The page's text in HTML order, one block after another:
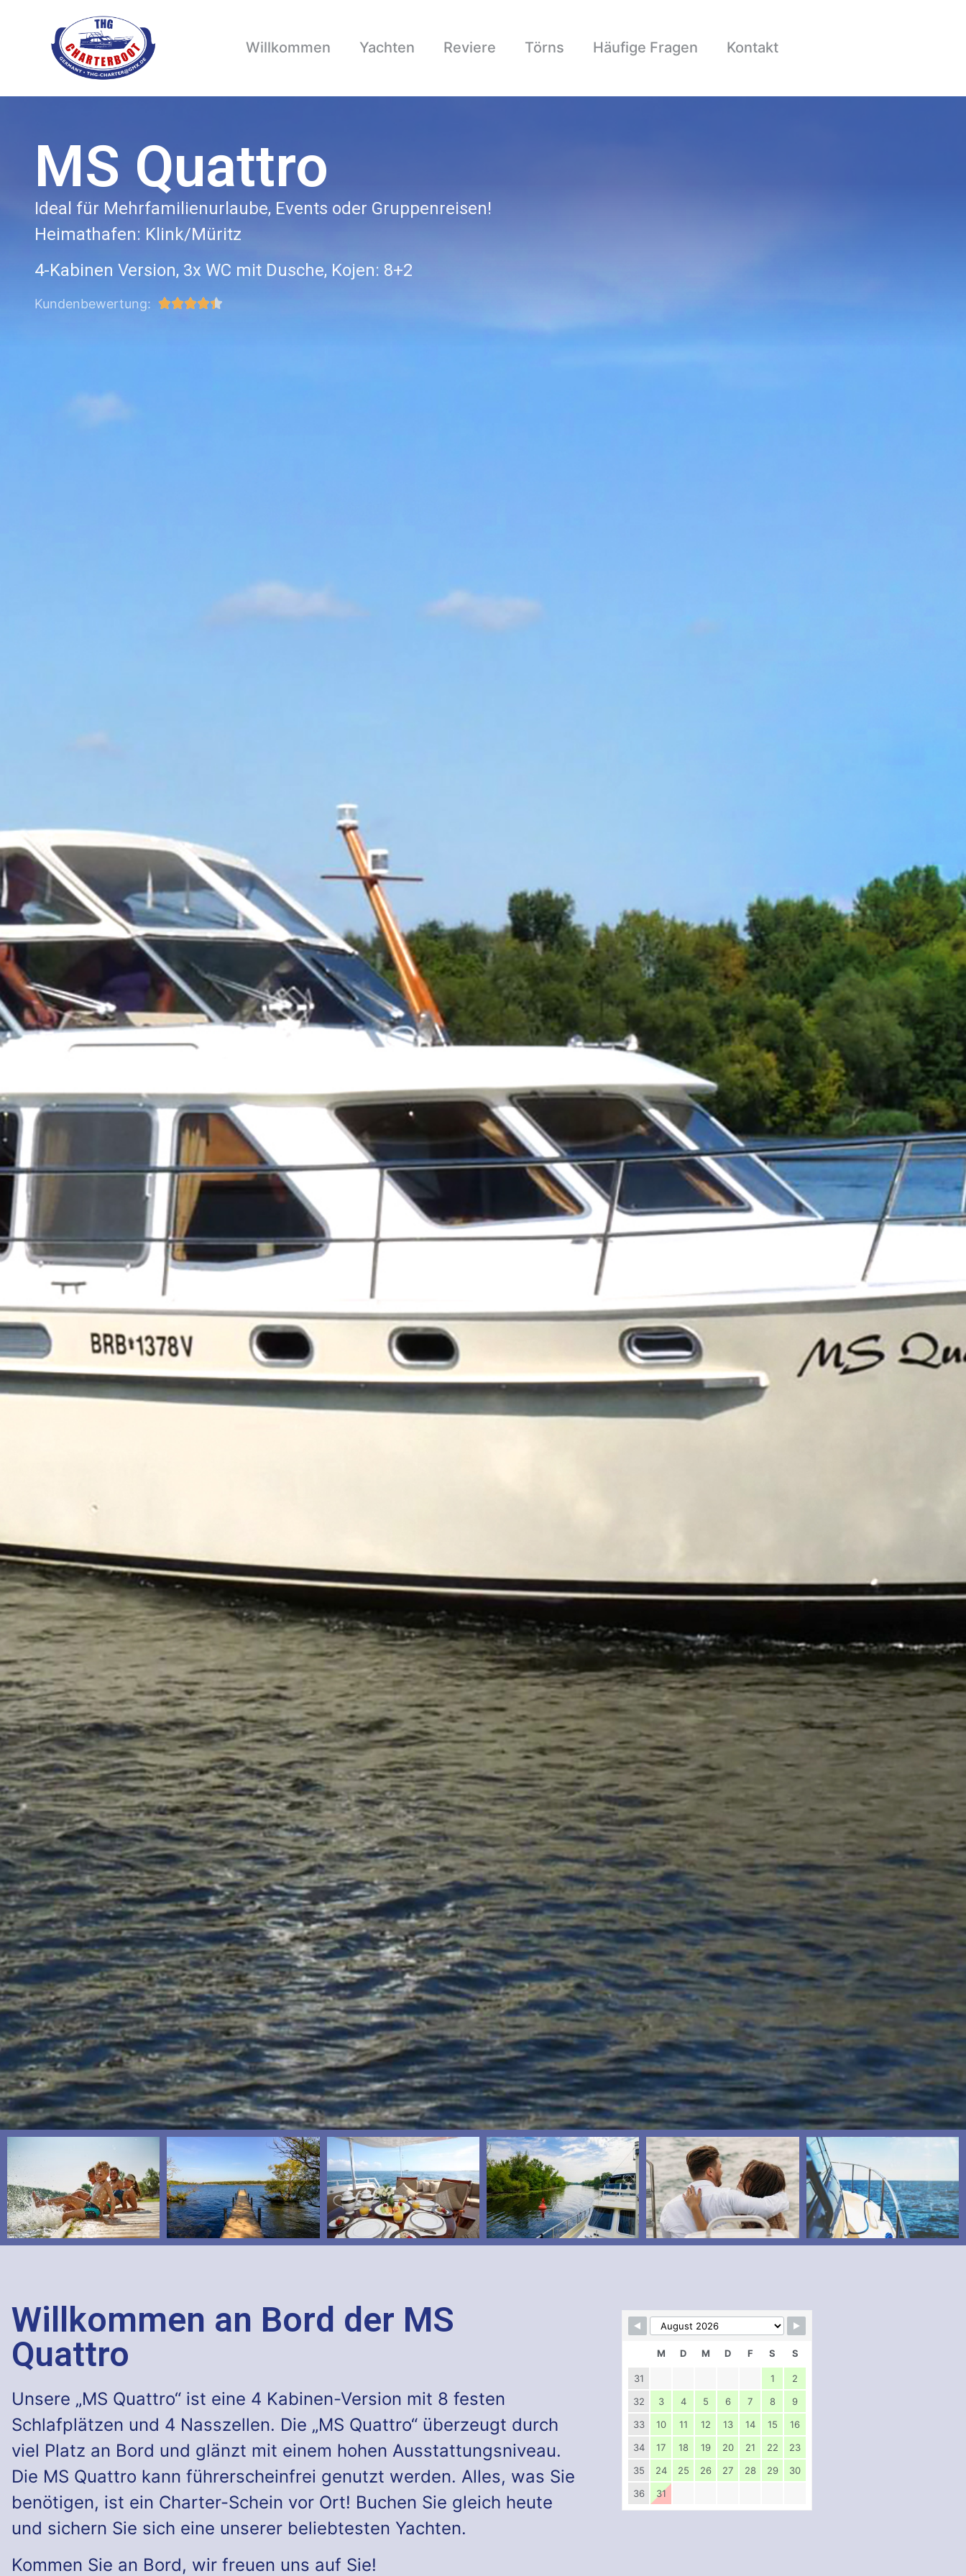
Willkommen Yachten Reviere Törns Häufige Fragen Kontakt
MS Quattro
Ideal für Mehrfamilienurlaube, Events oder Gruppenreisen!
Heimathafen: Klink/Müritz
4-Kabinen Version, 3x WC mit Dusche, Kojen: 8+2
Kundenbewertung: 
Willkommen an Bord der MS
Quattro
Unsere „MS Quattro“ ist eine 4 Kabinen-Version mit 8 festen
Schlafplätzen und 4 Nasszellen. Die „MS Quattro“ überzeugt durch
viel Platz an Bord und glänzt mit einem hohen Ausstattungsniveau.
Die MS Quattro kann führerscheinfrei genutzt werden. Alles, was Sie
benötigen, ist ein Charter-Schein vor Ort! Buchen Sie gleich heute
und sichern Sie sich eine unserer beliebtesten Yachten.
Kommen Sie an Bord, wir freuen uns auf Sie!
Skip Booking Form
M D M D F S S
31 1
2
32
3 4 5 6 7 8
9
33
10 11 12 13 14 15
16
34
17 18 19 20 21 22
23
35
24 25 26 27 28 29
30
36
31